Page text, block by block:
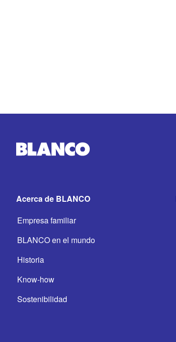
Acerca de BLANCO
Empresa familiar
BLANCO en el mundo
Historia
Know-how
Sostenibilidad